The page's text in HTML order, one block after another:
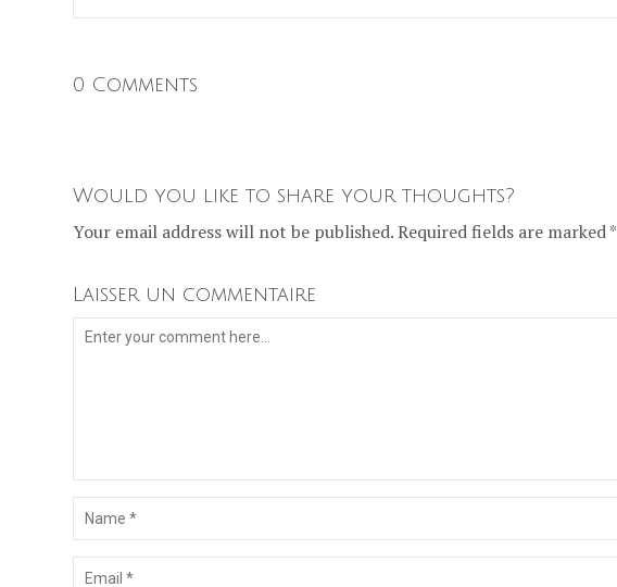
0 Comments
Would you like to share your thoughts?
Your email address will not be published. Required fields are marked *
Laisser un commentaire